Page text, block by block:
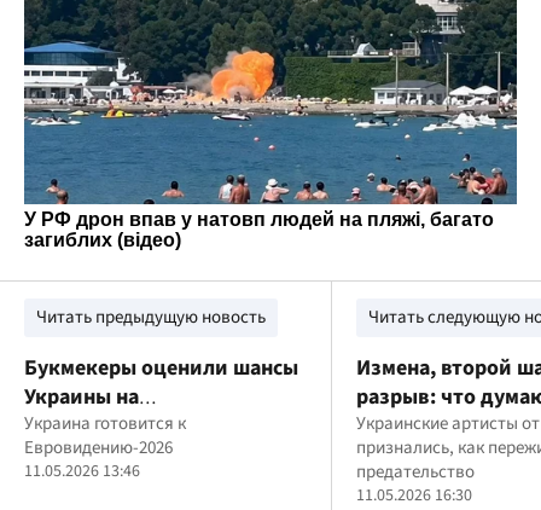
Читать предыдущую новость
Букмекеры оценили шансы
Украины на
Евровидении-2026
Украина готовится к
Евровидению-2026
11.05.2026 13:46
Читать следующую
Измена, второй
разрыв: что
украинские
Украинские артисты
признались, как
предательство
11.05.2026 16:30